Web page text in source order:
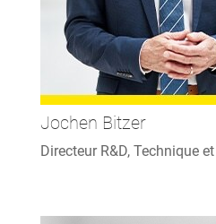
Jochen Bitzer
Directeur R&D, Technique